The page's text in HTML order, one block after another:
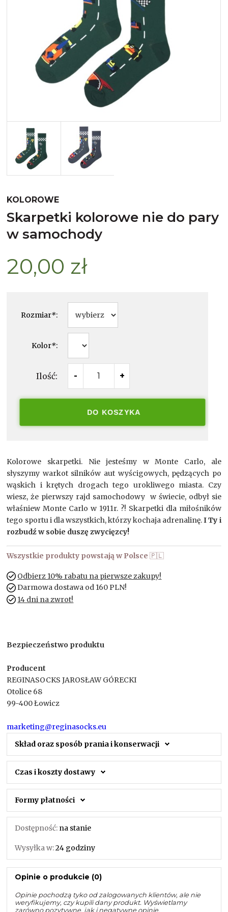
KOLOROWE
skarpetki kolorowe nie do pary
w samochody
20,00 zł
Rozmiar*:
Kolor*:
Ilość: - +
DO KOSZYKA
Kolorowe skarpetki. Nie jesteśmy w Monte Carlo, ale
słyszymy warkot silników aut wyścigowych, pędzących po
wąskich i krętych drogach tego urokliwego miasta. Czy
wiesz, że pierwszy rajd samochodowy w świecie, odbył sie
właśniew Monte Carlo w 1911r. ?! Skarpetki dla miłośników
tego sportu i dla wszystkich, którzy kochaja adrenalinę.I Ty i
rozbudź w sobie duszę zwycięzcy!
Wszystkie produkty powstają w Polsce 🇵🇱
Odbierz 10% rabatu na pierwsze zakupy!
Darmowa dostawa od 160 PLN!
14 dni na zwrot!
Bezpieczeństwo produktu
Producent
REGINASOCKS JAROSŁAW GÓRECKI
Otolice 68
99-400 Łowicz
marketing@reginasocks.eu
Skład oraz sposób prania i konserwacji
Czas i koszty dostawy
Formy płatności
Dostępność: na stanie
Wysyłka w:24 godziny
Opinie o produkcie (0)
Opinie pochodzą tyko od zalogowanych klientów, ale nie
weryfikujemy, czy kupili dany produkt. Wyświetlamy
zarówno pozytywne, jak i negatywne opinie.
Merynos bezuciskowe
Kaszmir
Kaszmir stopki
Bawełna egipska maco
Bawełna merceryzowana